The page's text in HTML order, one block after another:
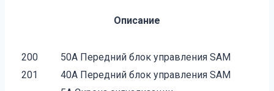
Описание
200
50A Передний блок управления SAM
201
40A Передний блок управления SAM